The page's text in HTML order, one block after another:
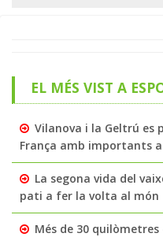
EL MÉS VIST A
Vilanova i la Geltrú es
França amb importants
La segona vida del
pati a fer la volta al món
Més de 30